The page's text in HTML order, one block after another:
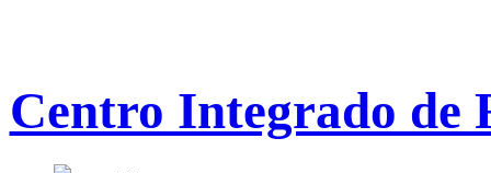
Centro Integrado de